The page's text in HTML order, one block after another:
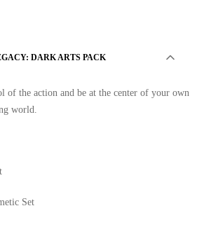
DARK ARTS PACK
of the action and be at the center of your own
world.
Set